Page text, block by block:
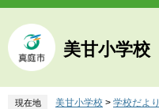
ペ
ジ
の
頭
メ
ュ
ー
飛
美甘小学校
現在地 美甘小学校 > 学校だより